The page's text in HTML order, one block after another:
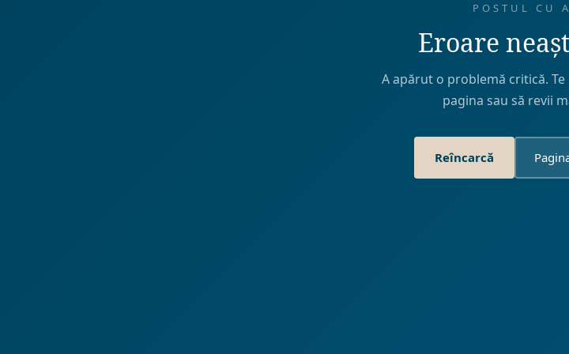
POSTUL CU
Eroare
A apărut o problemă critică.
pagina sau să revii
Reîncarcă